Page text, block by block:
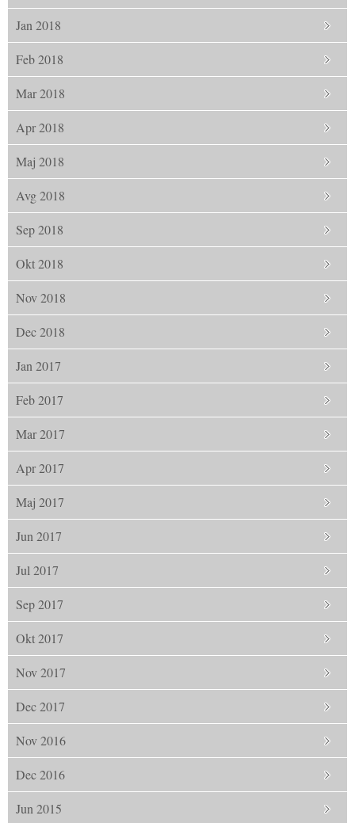
Jan 2018
Feb 2018
Mar 2018
Apr 2018
Maj 2018
Avg 2018
Sep 2018
Okt 2018
Nov 2018
Dec 2018
Jan 2017
Feb 2017
Mar 2017
Apr 2017
Maj 2017
Jun 2017
Jul 2017
Sep 2017
Okt 2017
Nov 2017
Dec 2017
Nov 2016
Dec 2016
Jun 2015